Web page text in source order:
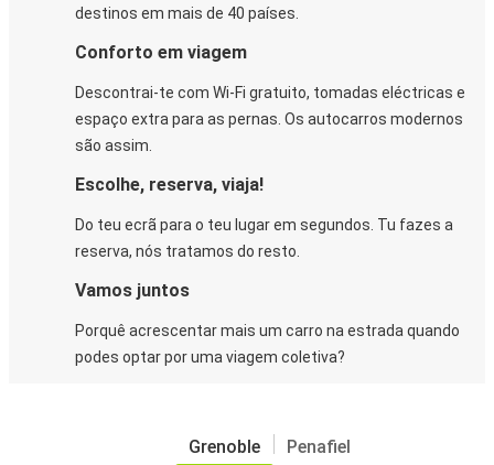
destinos em mais de 40 países.
Conforto em viagem
Descontrai-te com Wi-Fi gratuito, tomadas eléctricas e
espaço extra para as pernas. Os autocarros modernos
são assim.
Escolhe, reserva, viaja!
Do teu ecrã para o teu lugar em segundos. Tu fazes a
reserva, nós tratamos do resto.
Vamos juntos
Porquê acrescentar mais um carro na estrada quando
podes optar por uma viagem coletiva?
Grenoble Penafiel